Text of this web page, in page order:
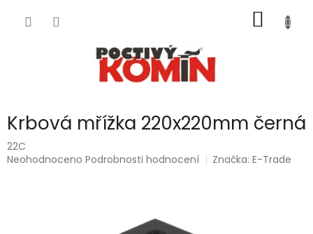
KOŠÍK
Krbová mřížka 220x220mm černá
22C
Průměrné
Neohodnoceno Podrobnosti hodnocení Značka:E-Trade